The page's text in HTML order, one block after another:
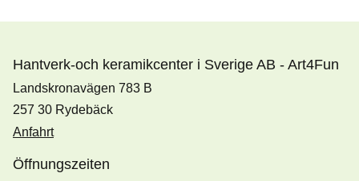
Hantverk-och keramikcenter i Sverige AB - Art4Fun
Landskronavägen 783 B
257 30 Rydebäck
Anfahrt
Öffnungszeiten